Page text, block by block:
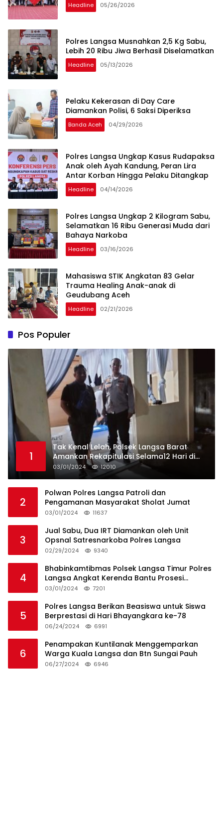
Headline 05/26/2026
Polres Langsa Musnahkan 2,5 Kg Sabu,
Lebih 20 Ribu Jiwa Berhasil Diselamatkan
Headline 05/13/2026
Pelaku Kekerasan di Day Care
Diamankan Polisi, 6 Saksi Diperiksa
Banda Aceh 04/29/2026
Polres Langsa Ungkap Kasus Rudapaksa
Anak oleh Ayah Kandung, Peran Lira
Antar Korban Hingga Pelaku Ditangkap
Headline 04/14/2026
Polres Langsa Ungkap 2 Kilogram Sabu,
Selamatkan 16 Ribu Generasi Muda dari
Bahaya Narkoba
Headline 03/16/2026
Mahasiswa STIK Angkatan 83 Gelar
Trauma Healing Anak-anak di
Geudubang Aceh
Headline 02/21/2026
Pos Populer
1
Tak Kenal Lelah, Polsek Langsa Barat
Amankan Rekapitulasi Selama12 Hari di
Kecamatan Baro
03/01/2024 12010
2
Polwan Polres Langsa Patroli dan
Pengamanan Masyarakat Sholat Jumat
03/01/2024 11637
3
Jual Sabu, Dua IRT Diamankan oleh Unit
Opsnal Satresnarkoba Polres Langsa
02/29/2024 9340
4
Bhabinkamtibmas Polsek Langsa Timur Polres
Langsa Angkat Kerenda Bantu Prosesi
Pemakaman Warga
03/01/2024 7201
5
Polres Langsa Berikan Beasiswa untuk Siswa
Berprestasi di Hari Bhayangkara ke-78
06/24/2024 6991
6
Penampakan Kuntilanak Menggemparkan
Warga Kuala Langsa dan Btn Sungai Pauh
06/27/2024 6946